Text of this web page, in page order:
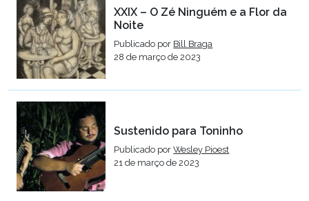
XXIX – O Zé Ninguém e a Flor da
Noite
Publicado por Bill Braga
28 de março de 2023
Sustenido para Toninho
Publicado porWesley Pioest
21 de março de 2023